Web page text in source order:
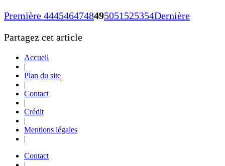
Première 4445464748495051525354Dernière
Partagez cet article
Accueil
|
Plan du site
|
Contact
|
Crédit
|
Mentions légales
|
Contact